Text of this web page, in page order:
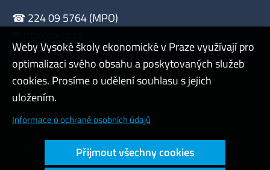
☎ 224 09 5764 (MPO)
Admin
Cookies a ochrana osobních údajů
Přístupnost webu
Weby Vysoké školy ekonomické v Praze využívají pro
optimalizaci svého obsahu a poskytovaných služeb
cookies. Prosíme o udělení souhlasu s jejich
uložením.
Informace o ochraně osobních údajů
Přijmout všechny cookies